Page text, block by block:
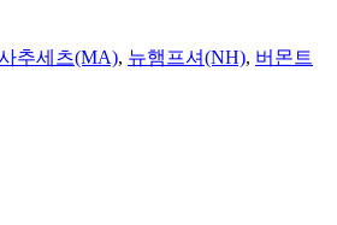
추세츠(MA), 뉴햄프셔(NH), 버몬트